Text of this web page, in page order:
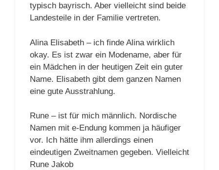
typisch bayrisch. Aber vielleicht sind beide
Landesteile in der Familie vertreten.
Alina Elisabeth – ich finde Alina wirklich
okay. Es ist zwar ein Modename, aber für
ein Mädchen in der heutigen Zeit ein guter
Name. Elisabeth gibt dem ganzen Namen
eine gute Ausstrahlung.
Rune – ist für mich männlich. Nordische
Namen mit e-Endung kommen ja häufiger
vor. Ich hätte ihm allerdings einen
eindeutigen Zweitnamen gegeben. Vielleicht
Rune Jakob